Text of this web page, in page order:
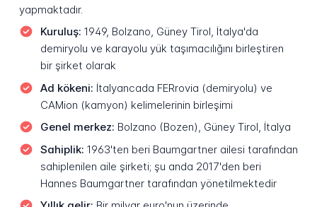
yapmaktadır.
Kuruluş: 1949, Bolzano, Güney Tirol, İtalya'da
demiryolu ve karayolu yük taşımacılığını birleştiren
bir şirket olarak
Ad kökeni: İtalyancada FERrovia (demiryolu) ve
CAMion (kamyon) kelimelerinin birleşimi
Genel merkez: Bolzano (Bozen), Güney Tirol, İtalya
Sahiplik: 1963'ten beri Baumgartner ailesi tarafından
sahiplenilen aile şirketi; şu anda 2017'den beri
Hannes Baumgartner tarafından yönetilmektedir